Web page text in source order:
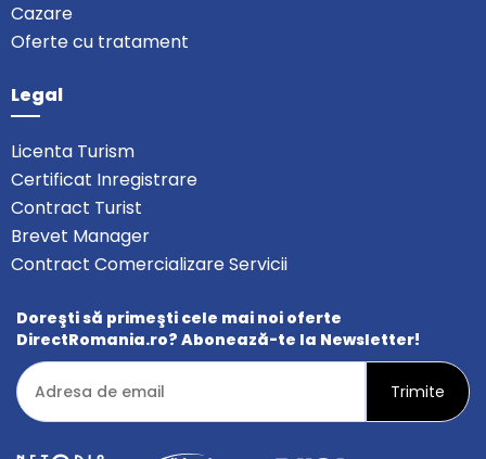
Cazare
Oferte cu tratament
Legal
Licenta Turism
Certificat Inregistrare
Contract Turist
Brevet Manager
Contract Comercializare Servicii
Doreşti să primeşti cele mai noi oferte
DirectRomania.ro? Abonează-te la Newsletter!